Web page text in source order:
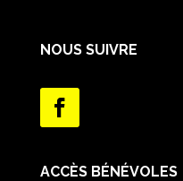
NOUS SUIVRE
ACCÈS BÉNÉVOLES